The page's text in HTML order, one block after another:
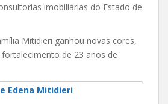
imobiliárias do Estado de
Mitidieri ganhou novas cores,
de 23 anos de